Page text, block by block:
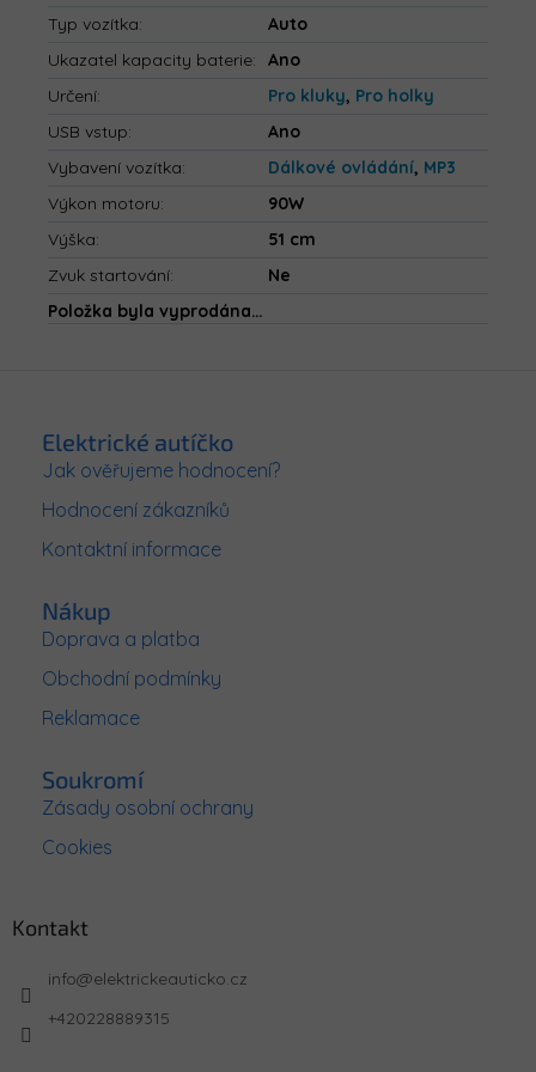
Typ vozítka:
Auto
Ukazatel kapacity baterie:
Ano
Určení: Pro kluky, Pro holky
USB vstup:
Ano
Vybavení vozítka: Dálkové ovládání, MP3
Výkon motoru:
90W
Výška:
51 cm
Zvuk startování:
Ne
Položka byla vyprodána…
Elektrické autíčko
Jak ověřujeme hodnocení?
Hodnocení zákazníků
Kontaktní informace
Nákup
Doprava a platba
Obchodní podmínky
Reklamace
Soukromí
Zásady osobní ochrany
Cookies
Kontakt
info@elektrickeauticko.cz
+420228889315